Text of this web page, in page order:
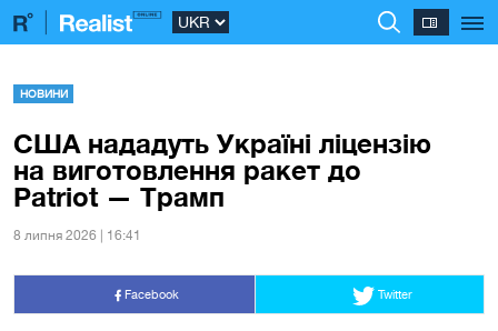
НОВИНИ
США нададуть Україні ліцензію
на виготовлення ракет до
Patriot — Трамп
8 липня 2026 | 16:41
Facebook Twitter